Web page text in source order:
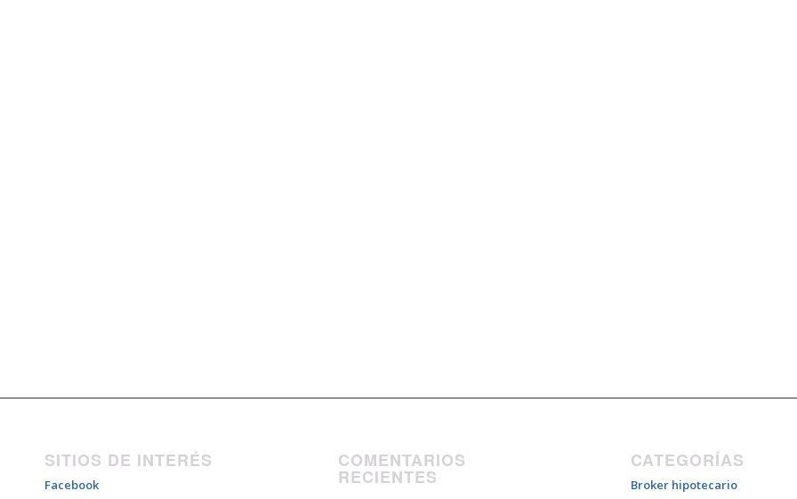
SITIOS DE INTERÉS
Facebook
COMENTARIOS
RECIENTES
CATEGORÍAS
Broker hipotecario